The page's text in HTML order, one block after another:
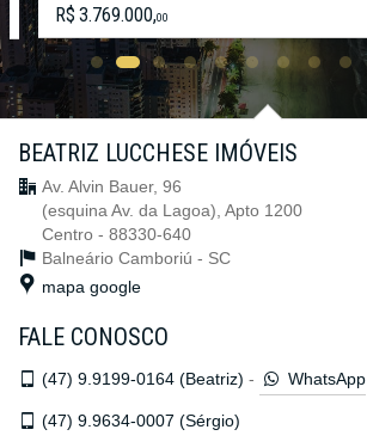
R$ 3.769.000,00
BEATRIZ LUCCHESE IMÓVEIS
Av. Alvin Bauer, 96
(esquina Av. da Lagoa), Apto 1200
Centro - 88330-640
Balneário Camboriú - SC
mapa google
FALE CONOSCO
(47) 9.9199-0164 (Beatriz) - WhatsApp
(47) 9.9634-0007 (Sérgio)